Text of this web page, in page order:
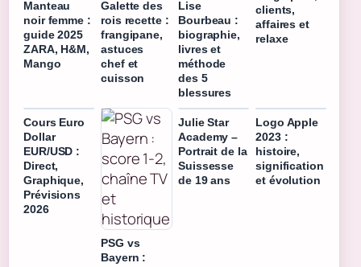
Manteau
noir femme :
guide 2025
ZARA, H&M,
Mango
Galette des
rois recette :
frangipane,
astuces
chef et
cuisson
Lise
Bourbeau :
biographie,
livres et
méthode
des 5
blessures
clients,
affaires et
relaxe
Cours Euro
Dollar
EUR/USD :
Direct,
Graphique,
Prévisions
2026
PSG vs
Bayern :
Julie Star
Academy –
Portrait de la
Suissesse
de 19 ans
Logo Apple
2023 :
histoire,
signification
et évolution